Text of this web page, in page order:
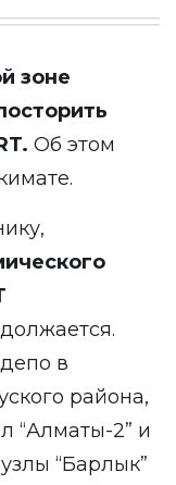
зоне
Об этом
в
района,
“Алматы-2” и
“Барлык”